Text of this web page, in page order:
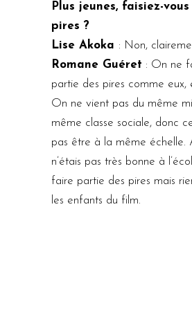
Plus jeunes, faisiez-
pires ?
Lise Akoka : Non,
Romane Guéret : On ne
partie des pires comme eux,
On ne vient pas du même
même classe sociale, donc
pas être à la même échelle.
n’étais pas très bonne à
faire partie des pires mais
les enfants du film.